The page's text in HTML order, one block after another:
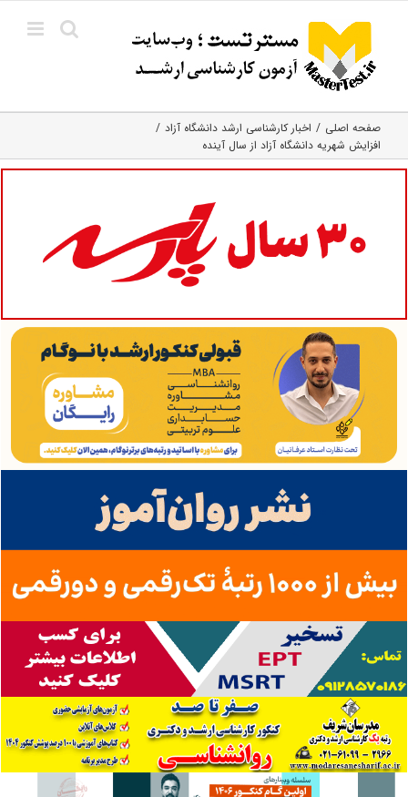
content
صفحه اصلی
اخبار کارشناسی ارشد دانشگاه آزاد
افزایش شهریه دانشگاه آزاد از سال آینده